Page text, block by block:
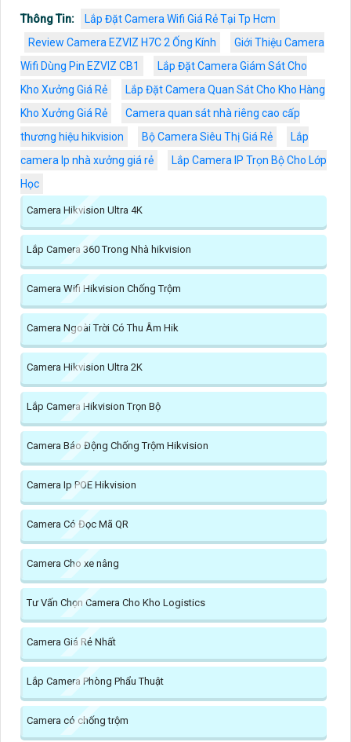
Thông Tin:
Lắp Đặt Camera Wifi Giá Rẻ Tại Tp Hcm
Review Camera EZVIZ H7C 2 Ống Kính
Giới Thiệu Camera
Wifi Dùng Pin EZVIZ CB1
Lắp Đặt Camera Giám Sát Cho
Kho Xưởng Giá Rẻ
Lắp Đặt Camera Quan Sát Cho Kho Hàng
Kho Xưởng Giá Rẻ
Camera quan sát nhà riêng cao cấp
thương hiệu hikvision
Bộ Camera Siêu Thị Giá Rẻ
Lắp
camera Ip nhà xưởng giá rẻ
Lắp Camera IP Trọn Bộ Cho Lớp
Học
Camera Hikvision Ultra 4K
Lắp Camera 360 Trong Nhà hikvision
Camera Wifi Hikvision Chống Trộm
Camera Ngoài Trời Có Thu Âm Hik
Camera Hikvision Ultra 2K
Lắp Camera Hikvision Trọn Bộ
Camera Báo Động Chống Trộm Hikvision
Camera Ip POE Hikvision
Camera Có Đọc Mã QR
Camera Cho xe nâng
Tư Vấn Chọn Camera Cho Kho Logistics
Camera Giá Rẻ Nhất
Lắp Camera Phòng Phẩu Thuật
Camera có chống trộm